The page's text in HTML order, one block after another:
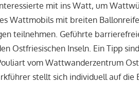
mit ins Watt, um
Wattmobils mit breiten
teilnehmen. Geführte
Ostfriesischen Inseln. Ein Tipp
vom Wattwanderzentrum
stellt sich individuell auf die